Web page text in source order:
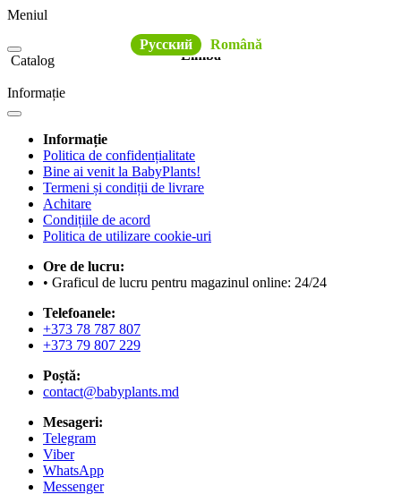
Meniul
Limba
Русский
Română
Catalog
Informație
Informație
Politica de confidențialitate
Bine ai venit la BabyPlants!
Termeni și condiții de livrare
Achitare
Condițiile de acord
Politica de utilizare cookie-uri
Ore de lucru:
• Graficul de lucru pentru magazinul online: 24/24
Telefoanele:
+373 78 787 807
+373 79 807 229
Poștă:
contact@babyplants.md
Mesageri:
Telegram
Viber
WhatsApp
Messenger